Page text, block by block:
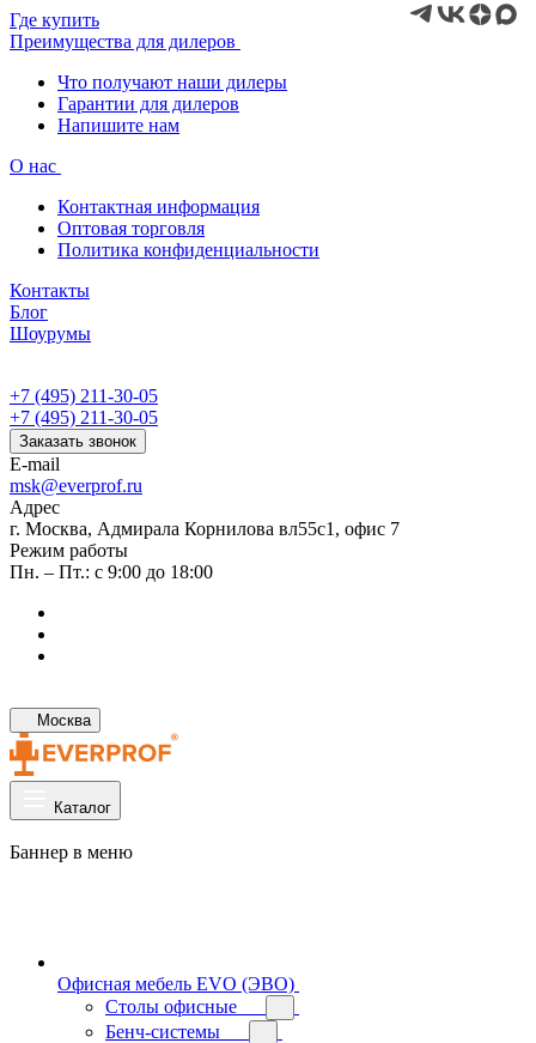
Где купить
Преимущества для дилеров
Что получают наши дилеры
Гарантии для дилеров
Напишите нам
О нас
Контактная информация
Оптовая торговля
Политика конфиденциальности
Контакты
Блог
Шоурумы
+7 (495) 211-30-05
+7 (495) 211-30-05
Заказать звонок
E-mail
msk@everprof.ru
Адрес
г. Москва, Адмирала Корнилова вл55с1, офис 7
Режим работы
Пн. – Пт.: с 9:00 до 18:00
Москва
Каталог
Баннер в меню
Офисная мебель EVO (ЭВО)
Cтолы офисные
Бенч-системы